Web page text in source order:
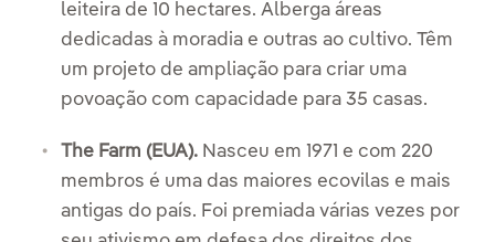
leiteira de 10 hectares. Alberga áreas
dedicadas à moradia e outras ao cultivo. Têm
um projeto de ampliação para criar uma
povoação com capacidade para 35 casas.
The Farm (EUA). Nasceu em 1971 e com 220
membros é uma das maiores ecovilas e mais
antigas do país. Foi premiada várias vezes por